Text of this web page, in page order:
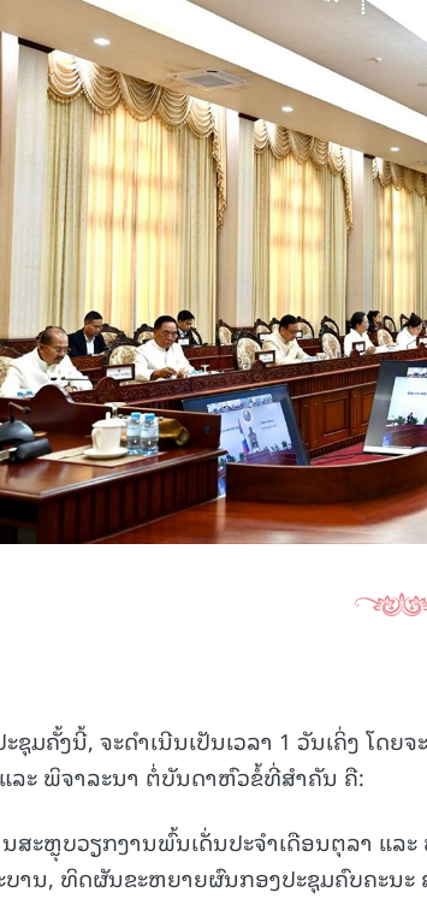
ຊຸມຄັ້ງນີ້, ຈະດໍາເນີນເປັນເວລາ 1 ວັນເຄິ່ງ ໂດ
ລະ ພິຈາລະນາ ຕໍ່ບັນດາຫົວຂໍ້ທີ່ສໍາຄັນ ຄື:
ສະຫຼຸບວຽກງານພົ້ນເດັ່ນປະຈໍາເດືອນຕຸລາ ແລ
ບານ, ທິດຜັນຂະຫຍາຍຜົນກອງປະຊຸມຄົບຄະນ